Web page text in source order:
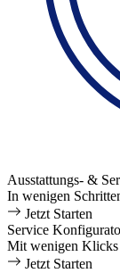
Ausstattungs- &
In wenigen
Jetzt Starten
Service
Mit wenigen Klicks
Jetzt Starten